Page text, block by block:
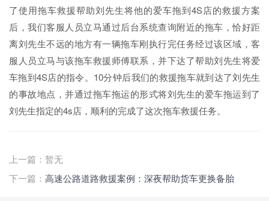
了使用拖车救援帮助刘先生将他的爱车拖到4S店的救援方案
后，我们客服人员立马通过后台系统查询附近的拖车，恰好距
离刘先生不远的地方有一辆拖车刚执行完任务经过该区域，客
服人员立马与该拖车救援师傅联系，并下达了帮助刘先生将爱
车拖到4S店的指令。10分钟后我们的救援拖车就到达了刘先生
的事故地点，并通过拖车拖运的形式将刘先生的爱车拖运到了
刘先生指定的4s店，顺利的完成了这次拖车救援任务。
上一篇：暂无
下一篇： 高速公路道路救援案例：深夜帮助货车更换备胎